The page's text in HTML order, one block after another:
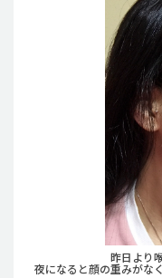
昨日より
夜になると顔の重みがな